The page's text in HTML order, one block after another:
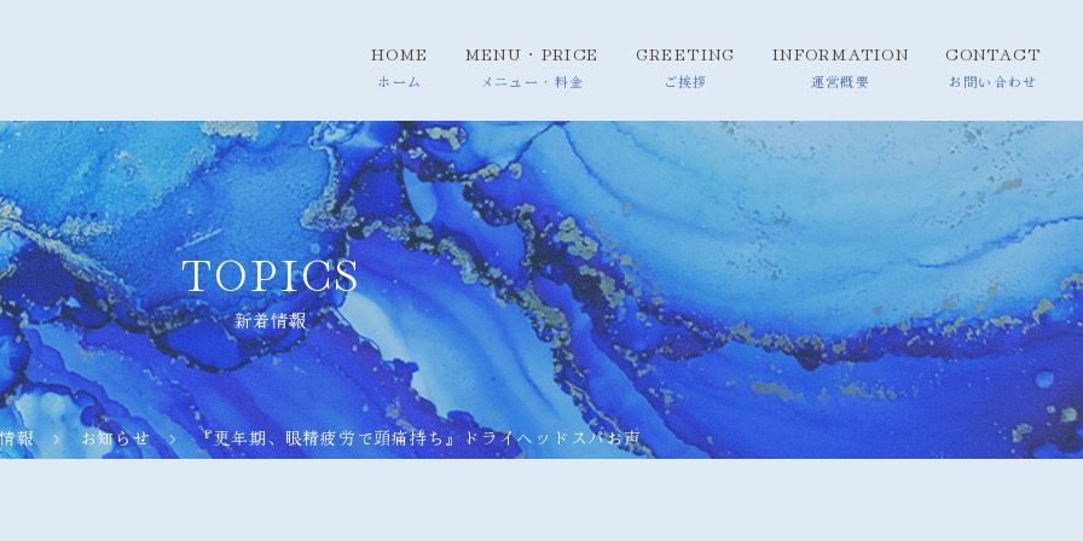
HOME MENU・PRICE GREETING INFORMATION CONTACT
TOPICS
新着情報
報 お知らせ 『更年期、眼精疲労で頭痛持ち』ドライヘッドスパお声